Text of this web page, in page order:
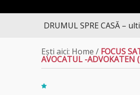
DRUMUL SPRE CASĂ –
Ești aici: Home / FOCUS
AVOCATUL -ADVOKATEN